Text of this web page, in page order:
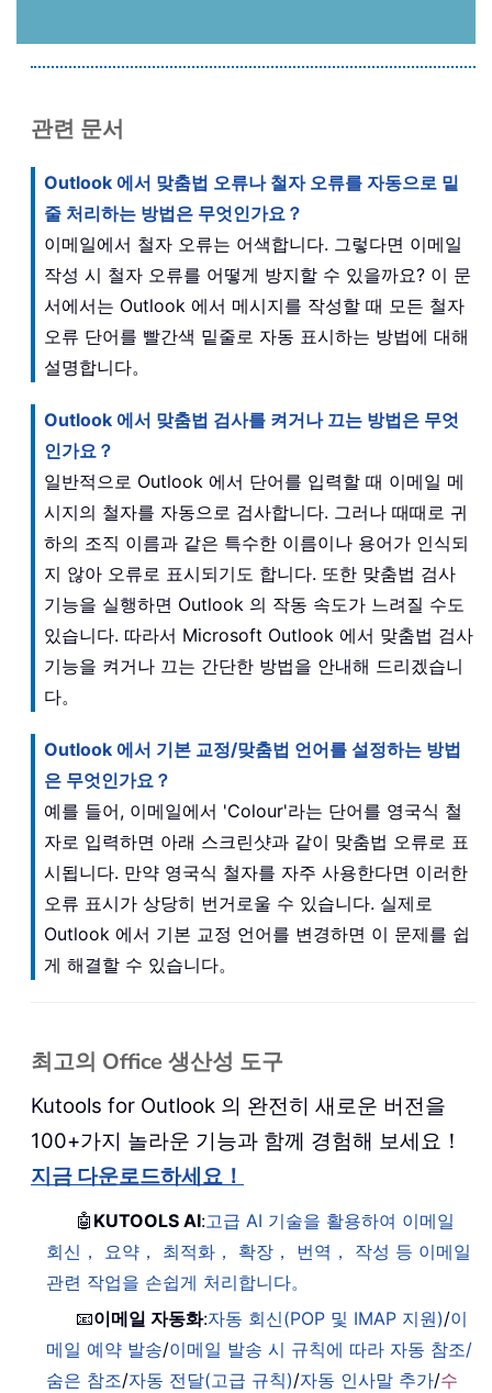
관련 문서
Outlook 에서 맞춤법 오류나 철자 오류를 자동으로 밑
줄 처리하는 방법은 무엇인가요？
이메일에서 철자 오류는 어색합니다. 그렇다면 이메일
작성 시 철자 오류를 어떻게 방지할 수 있을까요? 이 문
서에서는 Outlook 에서 메시지를 작성할 때 모든 철자
오류 단어를 빨간색 밑줄로 자동 표시하는 방법에 대해
설명합니다。
Outlook 에서 맞춤법 검사를 켜거나 끄는 방법은 무엇
인가요？
일반적으로 Outlook 에서 단어를 입력할 때 이메일 메
시지의 철자를 자동으로 검사합니다. 그러나 때때로 귀
하의 조직 이름과 같은 특수한 이름이나 용어가 인식되
지 않아 오류로 표시되기도 합니다. 또한 맞춤법 검사
기능을 실행하면 Outlook 의 작동 속도가 느려질 수도
있습니다. 따라서 Microsoft Outlook 에서 맞춤법 검사
기능을 켜거나 끄는 간단한 방법을 안내해 드리겠습니
다。
Outlook 에서 기본 교정/맞춤법 언어를 설정하는 방법
은 무엇인가요？
예를 들어, 이메일에서 'Colour'라는 단어를 영국식 철
자로 입력하면 아래 스크린샷과 같이 맞춤법 오류로 표
시됩니다. 만약 영국식 철자를 자주 사용한다면 이러한
오류 표시가 상당히 번거로울 수 있습니다. 실제로
Outlook 에서 기본 교정 언어를 변경하면 이 문제를 쉽
게 해결할 수 있습니다。
최고의 Office 생산성 도구
Kutools for Outlook 의 완전히 새로운 버전을
100+가지 놀라운 기능과 함께 경험해 보세요！
지금 다운로드하세요！
🤖 KUTOOLS AI:고급 AI 기술을 활용하여 이메일
회신， 요약， 최적화， 확장， 번역， 작성 등 이메일
관련 작업을 손쉽게 처리합니다。
📧이메일 자동화:자동 회신(POP 및 IMAP 지원)/이
메일 예약 발송/이메일 발송 시 규칙에 따라 자동 참조/
숨은 참조/자동 전달(고급 규칙)/자동 인사말 추가/수